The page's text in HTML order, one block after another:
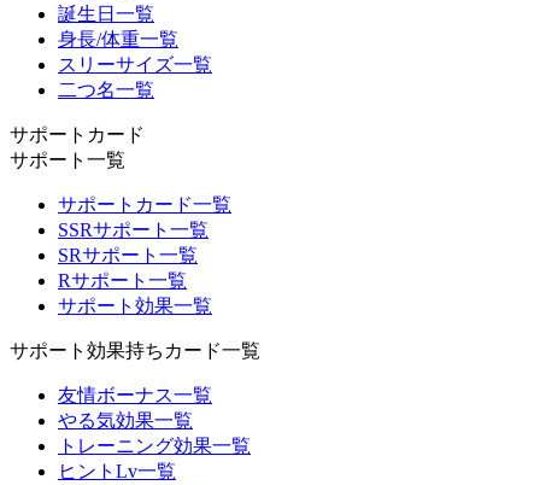
誕生日一覧
身長/体重一覧
スリーサイズ一覧
二つ名一覧
サポートカード
サポート一覧
サポートカード一覧
SSRサポート一覧
SRサポート一覧
Rサポート一覧
サポート効果一覧
サポート効果持ちカード一覧
友情ボーナス一覧
やる気効果一覧
トレーニング効果一覧
ヒントLv一覧